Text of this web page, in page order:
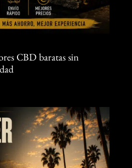
CBD baratas sin